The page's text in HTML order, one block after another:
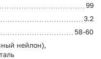
99
3.2
58-60
нейлон),